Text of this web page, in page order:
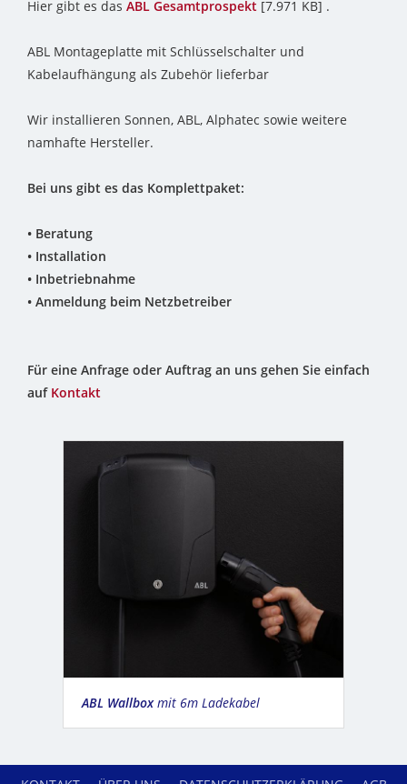
Hier gibt es das ABL Gesamtprospekt [7.971 KB] .
ABL Montageplatte mit Schlüsselschalter und
Kabelaufhängung als Zubehör lieferbar
Wir installieren Sonnen, ABL, Alphatec sowie weitere
namhafte Hersteller.
Bei uns gibt es das Komplettpaket:
• Beratung
• Installation
• Inbetriebnahme
• Anmeldung beim Netzbetreiber
Für eine Anfrage oder Auftrag an uns gehen Sie einfach
auf Kontakt
ABL Wallboxmit 6m Ladekabel